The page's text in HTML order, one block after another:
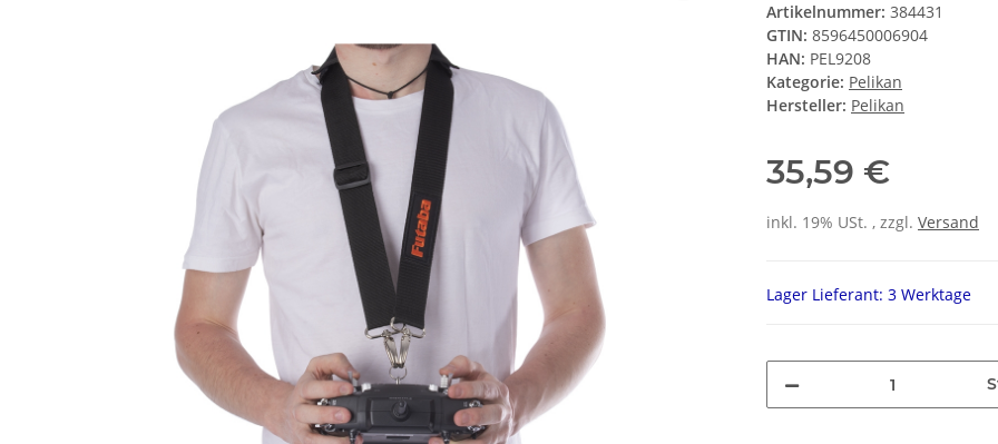
Artikelnummer: 384431
GTIN: 8596450006904
HAN: PEL9208
Kategorie: Pelikan
Hersteller: Pelikan
35,59 €
inkl. 19% USt. , zzgl. Versand
Lager Lieferant: 3 Werktage